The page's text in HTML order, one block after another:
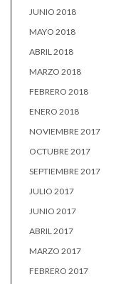
JUNIO 2018
MAYO 2018
ABRIL 2018
MARZO 2018
FEBRERO 2018
ENERO 2018
NOVIEMBRE 2017
OCTUBRE 2017
SEPTIEMBRE 2017
JULIO 2017
JUNIO 2017
ABRIL 2017
MARZO 2017
FEBRERO 2017